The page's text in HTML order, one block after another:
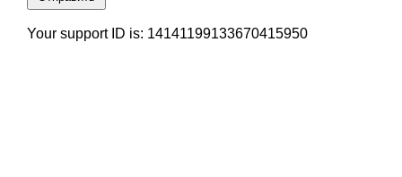
Your support ID is: 14141199133670415950